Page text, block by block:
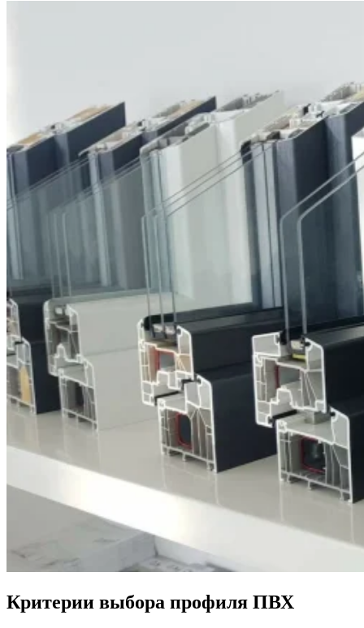
Критерии выбора профиля ПВХ